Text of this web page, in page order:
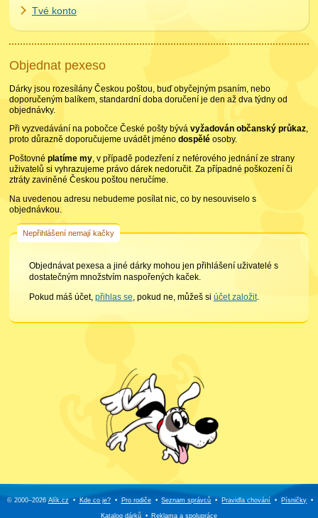
Tvé konto
Objednat pexeso
Dárky jsou rozesílány Českou poštou, buď obyčejným psaním, nebo
doporučeným balíkem, standardní doba doručení je den až dva týdny od
objednávky.
Při vyzvedávání na pobočce České pošty bývávyžadován občanský průkaz,
proto důrazně doporučujeme uvádět jménodospělé osoby.
Poštovnéplatíme my, v případě podezření z neférového jednání ze strany
uživatelů si vyhrazujeme právo dárek nedoručit. Za případné poškození či
ztráty zaviněné Českou poštou neručíme.
Na uvedenou adresu nebudeme posílat nic, co by nesouviselo s
objednávkou.
Nepřihlášení nemají kačky
Objednávat pexesa a jiné dárky mohou jen přihlášení uživatelé s
dostatečným množstvím naspořených kaček.
Pokud máš účet, přihlas se , pokud ne, můžeš si účet založit.
© 2000–2026Alík.cz • Kde co je? • Pro rodiče • Seznam správců • Pravidla chování • Písničky •
Katalog dárků • Reklama aspolupráce